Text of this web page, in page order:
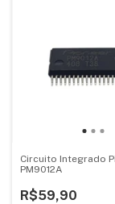
Circuito Integrado
PM9012A
R$59,90